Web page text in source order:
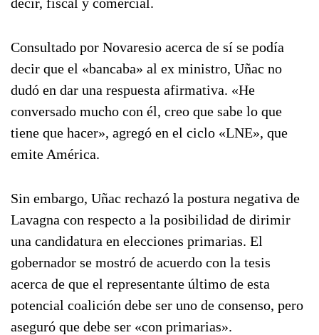
Consultado por Novaresio acerca de sí se podía
decir que el «bancaba» al ex ministro, Uñac no
dudó en dar una respuesta afirmativa. «He
conversado mucho con él, creo que sabe lo que
tiene que hacer», agregó en el ciclo «LNE», que
emite América.
Sin embargo, Uñac rechazó la postura negativa de
Lavagna con respecto a la posibilidad de dirimir
una candidatura en elecciones primarias. El
gobernador se mostró de acuerdo con la tesis
acerca de que el representante último de esta
potencial coalición debe ser uno de consenso, pero
aseguró que debe ser «con primarias».